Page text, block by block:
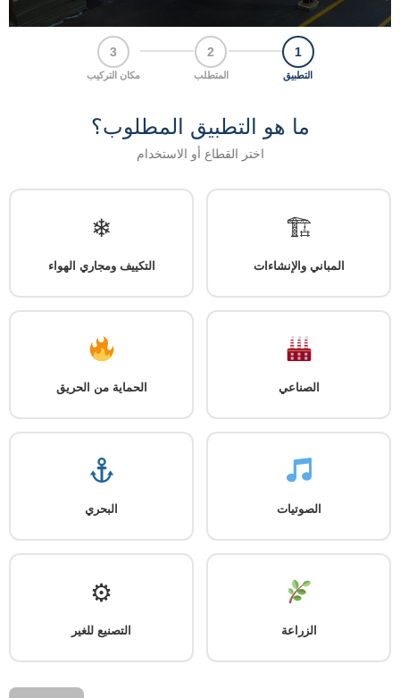
1
التطبيق
2
المتطلب
3
مكان التركيب
ما هو التطبيق المطلوب؟
اختر القطاع أو الاستخدام
🏗
المباني والإنشاءات
❄
التكييف ومجاري الهواء
الصناعي الحماية من الحريق
الصوتيات البحري
الزراعة
⚙
التصنيع للغير